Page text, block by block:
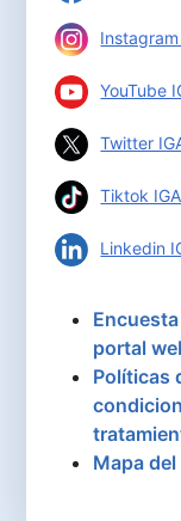
Instagram
YouTube
Twitter
Tiktok
Linkedin
portal
Políticas
Mapa